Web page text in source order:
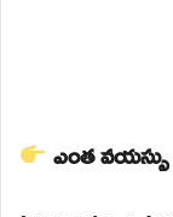
ఎంత